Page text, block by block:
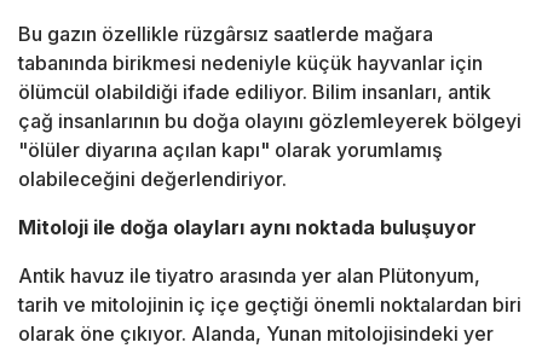
Bu gazın özellikle rüzgârsız saatlerde mağara
tabanında birikmesi nedeniyle küçük hayvanlar için
ölümcül olabildiği ifade ediliyor. Bilim insanları, antik
çağ insanlarının bu doğa olayını gözlemleyerek bölgeyi
"ölüler diyarına açılan kapı" olarak yorumlamış
olabileceğini değerlendiriyor.
Mitoloji ile doğa olayları aynı noktada buluşuyor
Antik havuz ile tiyatro arasında yer alan Plütonyum,
tarih ve mitolojinin iç içe geçtiği önemli noktalardan biri
olarak öne çıkıyor. Alanda, Yunan mitolojisindeki yer